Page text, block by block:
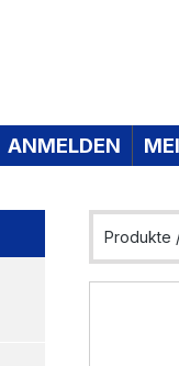
ANMELDEN
Produkte